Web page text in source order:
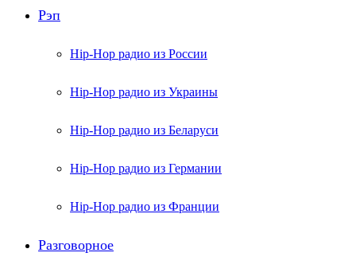
Рэп
Hip-Hop радио из России
Hip-Hop радио из Украины
Hip-Hop радио из Беларуси
Hip-Hop радио из Германии
Hip-Hop радио из Франции
Разговорное